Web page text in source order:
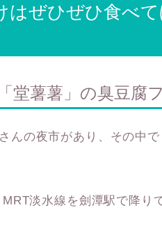
はぜひぜひ食べ
堂薯薯」の臭豆腐
んの夜市があり、その中
淡水線を劍潭駅で降り